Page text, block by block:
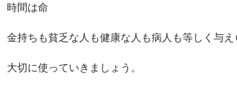
時間は命
金持ちも貧乏な人も健康な人も病人も等しく与え
大切に使っていきましょう。